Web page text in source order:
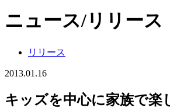
ニュース/リリース
リリース
2013.01.16
キッズを中心に家族で楽